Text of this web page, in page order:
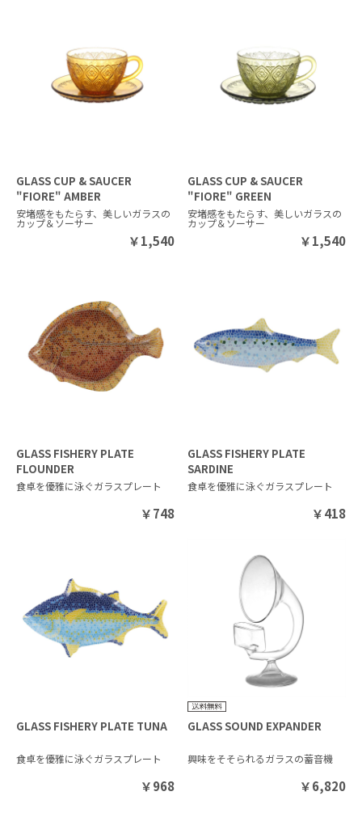
GLASS CUP & SAUCER
"FIORE" AMBER
安堵感をもたらす、美しいガラスの
カップ＆ソーサー
￥1,540
GLASS CUP & SAUCER
"FIORE" GREEN
安堵感をもたらす、美しいガラスの
カップ＆ソーサー
￥1,540
GLASS FISHERY PLATE
FLOUNDER
食卓を優雅に泳ぐガラスプレート
￥748
GLASS FISHERY PLATE
SARDINE
食卓を優雅に泳ぐガラスプレート
￥418
GLASS FISHERY PLATE TUNA
食卓を優雅に泳ぐガラスプレート
￥968
GLASS SOUND EXPANDER
興味をそそられるガラスの蓄音機
￥6,820